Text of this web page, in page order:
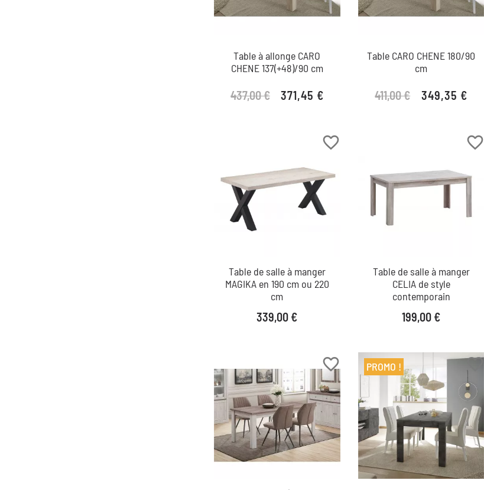
Table à allonge CARO
CHENE 137(+48)/90 cm
Prix de base
437,00 € Prix
371,45 €
Table CARO CHENE 180/90
cm
Prix de base
411,00 € Prix
349,35 €
favorite_border
Table de salle à manger
MAGIKA en 190 cm ou 220
cm
Prix
339,00 €
favorite_border
Table de salle à manger
CELIA de style
contemporain
Prix
199,00 €
favorite_border favorite_border
PROMO !